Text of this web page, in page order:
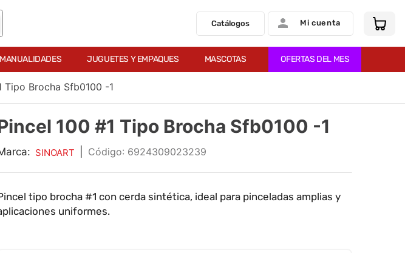
Catálogos Mi cuenta
JUGUETES Y EMPAQUES MASCOTAS OFERTAS DEL MES
Tipo Brocha Sfb0100 -1
100 #1 Tipo Brocha Sfb0100 -1
SINOART : 6924309023239
tipo brocha #1 con cerda sintética, ideal para pinceladas amplias y
uniformes.